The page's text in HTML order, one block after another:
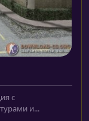
с
и...